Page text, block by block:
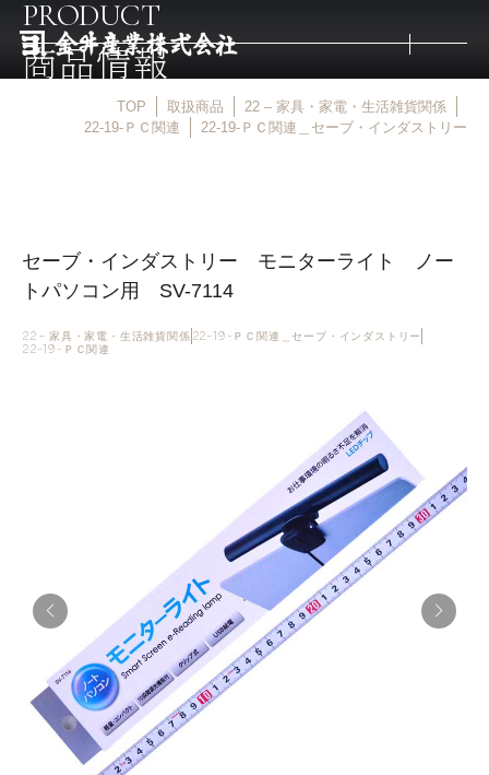
取扱メーカー
金井産業の強み
採用情報
PRODUCT
商品情報
TOP 取扱商品
22 – 家具・家電・生活雑貨関係
22-19-ＰＣ関連
22-19-ＰＣ関連＿セーブ・インダストリー
セーブ・インダストリー モニターライト ノー
トパソコン用 SV-7114
22 – 家具・家電・生活雑貨関係 22-19-ＰＣ関連＿セーブ・インダストリー
22-19-ＰＣ関連